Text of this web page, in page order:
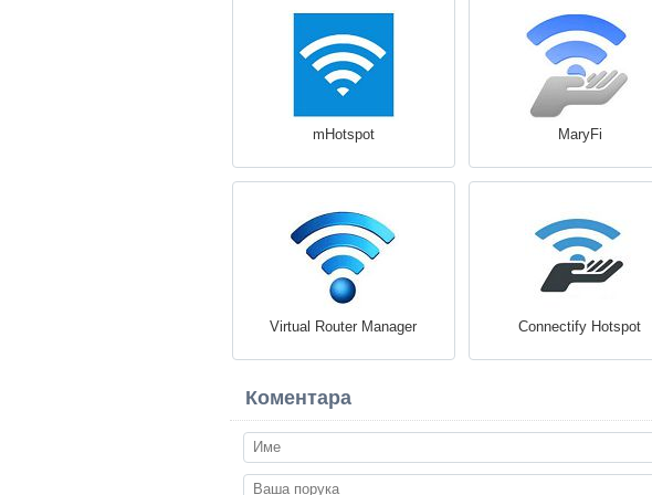
mHotspot MaryFi
Virtual Router Manager Connectify Hotspot
Коментара